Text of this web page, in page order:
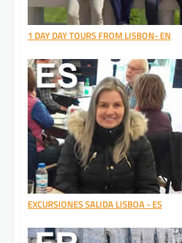
1 DAY DAY TOURS FROM LISBON- EN
EXCURSIONES SALIDA LISBOA - ES